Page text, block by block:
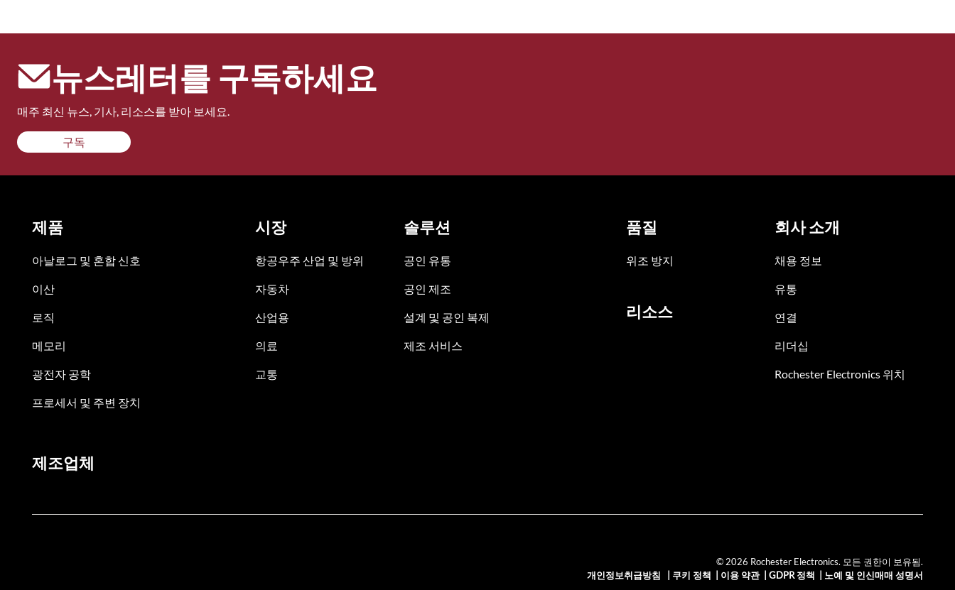
뉴스레터를 구독하세요
매주 최신 뉴스, 기사, 리소스를 받아 보세요.
구독
제품
아날로그 및 혼합 신호
이산
로직
메모리
광전자 공학
프로세서 및 주변 장치
시장
항공우주 산업 및 방위
자동차
산업용
의료
교통
솔루션
공인 유통
공인 제조
설계 및 공인 복제
제조 서비스
품질
위조 방지
리소스
회사 소개
채용 정보
유통
연결
리더십
Rochester Electronics 위치
제조업체
© 2026 Rochester Electronics. 모든 권한이 보유됨.
개인정보취급방침
쿠키 정책 이용 약관| GDPR 정책 노예 및 인신매매 성명서